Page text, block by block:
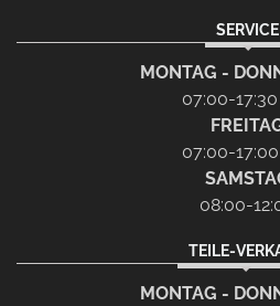
SERVICE
MONTAG -
07:00-
07:00-
08:00-
TEILE-
MONTAG -